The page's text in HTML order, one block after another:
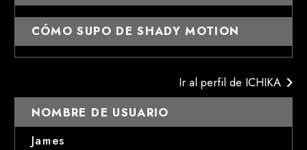
CÓMO SUPO DE SHADY MOTION
Ir al perfil de ICHIKA
NOMBRE DE USUARIO
James